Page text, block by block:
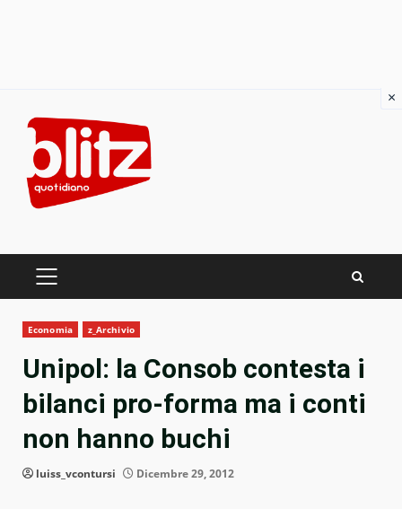
content
PRIMARY
Economia z_Archivio
Unipol: la Consob contesta i
bilanci pro-forma ma i conti
non hanno buchi
luiss_vcontursi Dicembre 29, 2012
×